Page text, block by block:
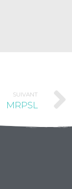
SUIVANT
MRPSL